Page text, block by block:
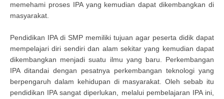
memehami proses IPA yang kemudian dapat dikembangkan di
masyarakat.
Pendidikan IPA di SMP memiliki tujuan agar peserta didik dapat
mempelajari diri sendiri dan alam sekitar yang kemudian dapat
dikembangkan menjadi suatu ilmu yang baru. Perkembangan
IPA ditandai dengan pesatnya perkembangan teknologi yang
berpengaruh dalam kehidupan di masyarakat. Oleh sebab itu
pendidikan IPA sangat diperlukan, melalui pembelajaran IPA ini,